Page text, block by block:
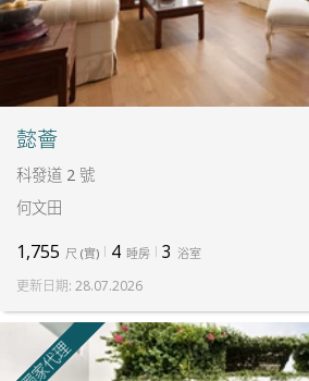
懿薈
科發道 2 號
何文田
1,755 尺 (實) 4 睡房 3 浴室
更新日期: 28.07.2026
獨家代理